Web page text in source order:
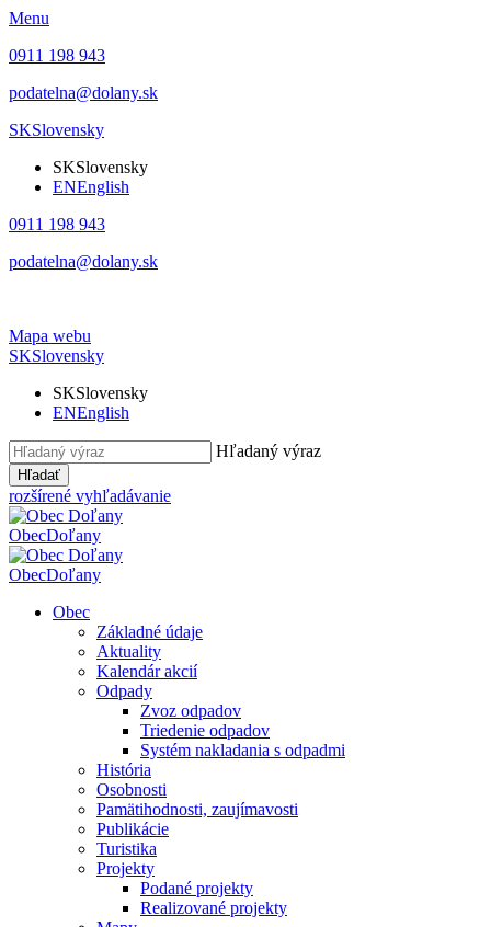
Menu
0911 198 943
podatelna@dolany.sk
SKSlovensky
SKSlovensky
ENEnglish
0911 198 943
podatelna@dolany.sk
Mapa webu
SKSlovensky
SKSlovensky
ENEnglish
Hľadaný výraz
Hľadať
rozšírené vyhľadávanie
ObecDoľany
ObecDoľany
Obec
Základné údaje
Aktuality
Kalendár akcií
Odpady
Zvoz odpadov
Triedenie odpadov
Systém nakladania s odpadmi
História
Osobnosti
Pamätihodnosti, zaujímavosti
Publikácie
Turistika
Projekty
Podané projekty
Realizované projekty